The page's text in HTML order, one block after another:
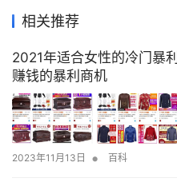
相关推荐
2021年适合女性的冷门暴
赚钱的暴利商机
2023年11月13日 • 百科